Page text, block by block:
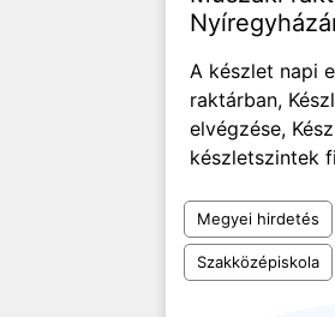
A készlet napi
raktárban,
elvégzése,
készletszintek
Megyei hirdetés
Szakközépiskola